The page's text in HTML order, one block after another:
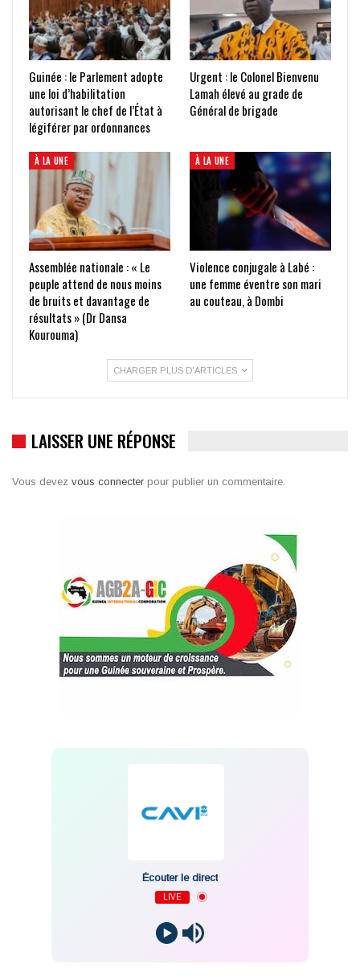
Guinée : le Parlement adopte
une loi d’habilitation
autorisant le chef de l’État à
légiférer par ordonnances
Urgent : le Colonel Bienvenu
Lamah élevé au grade de
Général de brigade
À LA UNE
Assemblée nationale : « Le
peuple attend de nous moins
de bruits et davantage de
résultats » (Dr Dansa
Kourouma)
À LA UNE
Violence conjugale à Labé :
une femme éventre son mari
au couteau, à Dombi
CHARGER PLUS D'ARTICLES
LAISSER UNE RÉPONSE
Vous devez vous connecter pour publier un commentaire.
Écouter le direct
LIVE